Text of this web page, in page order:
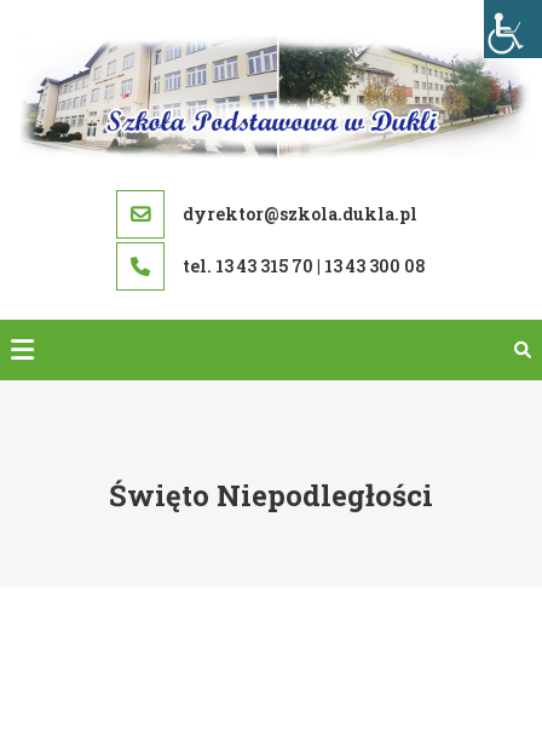
content
dyrektor@szkola.dukla.pl
tel. 13 43 315 70 | 13 43 300 08
Święto Niepodległości